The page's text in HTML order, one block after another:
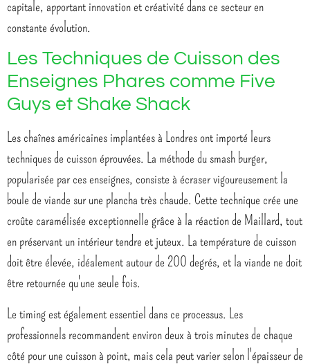
capitale, apportant innovation et créativité dans ce secteur en
constante évolution.
Les Techniques de Cuisson des
Enseignes Phares comme Five
Guys et Shake Shack
Les chaînes américaines implantées à Londres ont importé leurs
techniques de cuisson éprouvées. La méthode du smash burger,
popularisée par ces enseignes, consiste à écraser vigoureusement la
boule de viande sur une plancha très chaude. Cette technique crée une
croûte caramélisée exceptionnelle grâce à la réaction de Maillard, tout
en préservant un intérieur tendre et juteux. La température de cuisson
doit être élevée, idéalement autour de 200 degrés, et la viande ne doit
être retournée qu'une seule fois.
Le timing est également essentiel dans ce processus. Les
professionnels recommandent environ deux à trois minutes de chaque
côté pour une cuisson à point, mais cela peut varier selon l'épaisseur de